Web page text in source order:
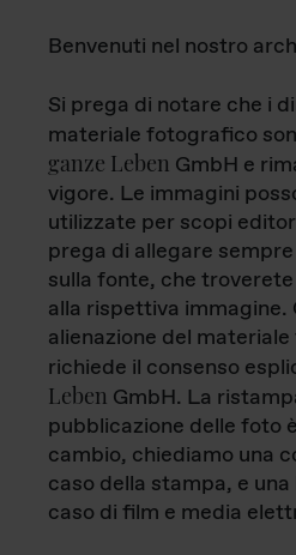
Benvenuti nel nostro
Si prega di notare che i
materiale fotografico
ganze Leben GmbH e
vigore. Le immagini
utilizzate per scopi
prega di allegare
sulla fonte, che
alla rispettiva immagine.
alienazione del
richiede il consenso
Leben GmbH. La
pubblicazione delle foto
cambio, chiediamo una
caso della stampa, e
caso di film e media